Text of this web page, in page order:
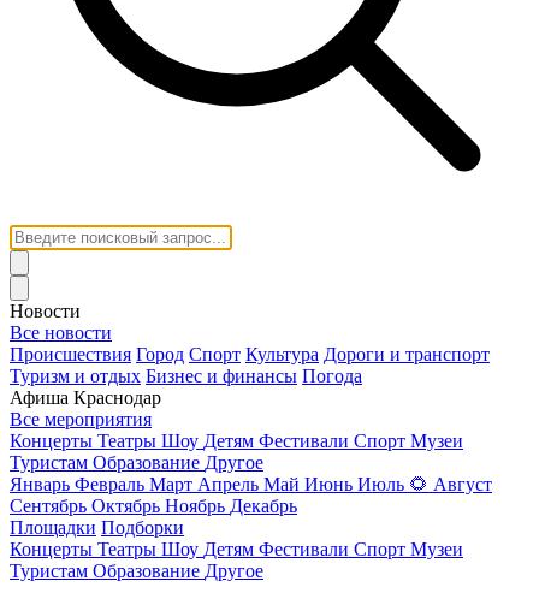
Новости
Все новости
Происшествия Город Спорт Культура Дороги и транспорт
Туризм и отдых Бизнес и финансы Погода
Афиша Краснодар
Все мероприятия
Концерты Театры Шоу Детям Фестивали Спорт Музеи
Туристам Образование Другое
Январь Февраль Март Апрель Май Июнь Июль 🌻 Август
Сентябрь Октябрь Ноябрь Декабрь
Площадки Подборки
Концерты Театры Шоу Детям Фестивали Спорт Музеи
Туристам Образование Другое